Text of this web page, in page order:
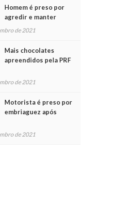
Homem é preso por
agredir e manter
mulher em cárcere
de 2021
Mais chocolates
apreendidos pela PRF
crianças no Natal
de 2021
Motorista é preso por
embriaguez após
feridos
de 2021